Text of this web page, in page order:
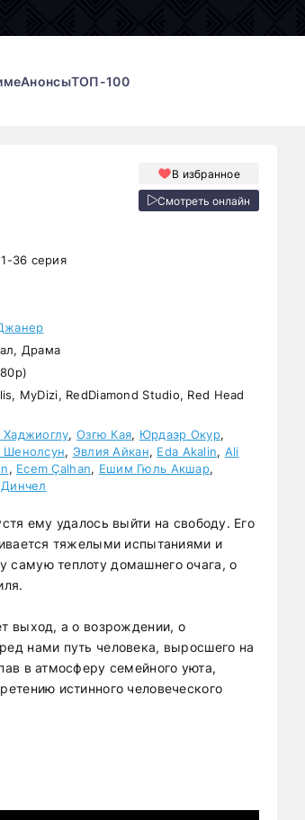
АнонсыТОП-100
В избранное
Смотреть онлайн
36 серия
Драма
MyDizi, RedDiamond Studio, Red Head
,Озгю Кая, Юрдаэр Окур,
Шенолсун, Эвлия Айкан, Eda Akalin, Ali
, Ecem Çalhan, Ешим Гюль Акшар,
ему удалось выйти на свободу. Его
тяжелыми испытаниями и
теплоту домашнего очага, о
выход, а о возрождении, о
нами путь человека, выросшего на
в атмосферу семейного уюта,
истинного человеческого